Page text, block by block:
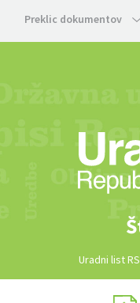
Preklic dokumentov
Uradni list